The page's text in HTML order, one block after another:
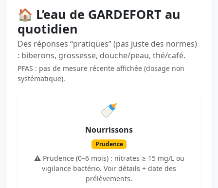
🏠 L’eau de GARDEFORT au
quotidien
Des réponses “pratiques” (pas juste des normes)
: biberons, grossesse, douche/peau, thé/café.
PFAS : pas de mesure récente affichée (dosage non
systématique).
🍼
Nourrissons
Prudence
⚠️ Prudence (0–6 mois) : nitrates ≥ 15 mg/L ou
vigilance bactério. Voir détails + date des
prélèvements.